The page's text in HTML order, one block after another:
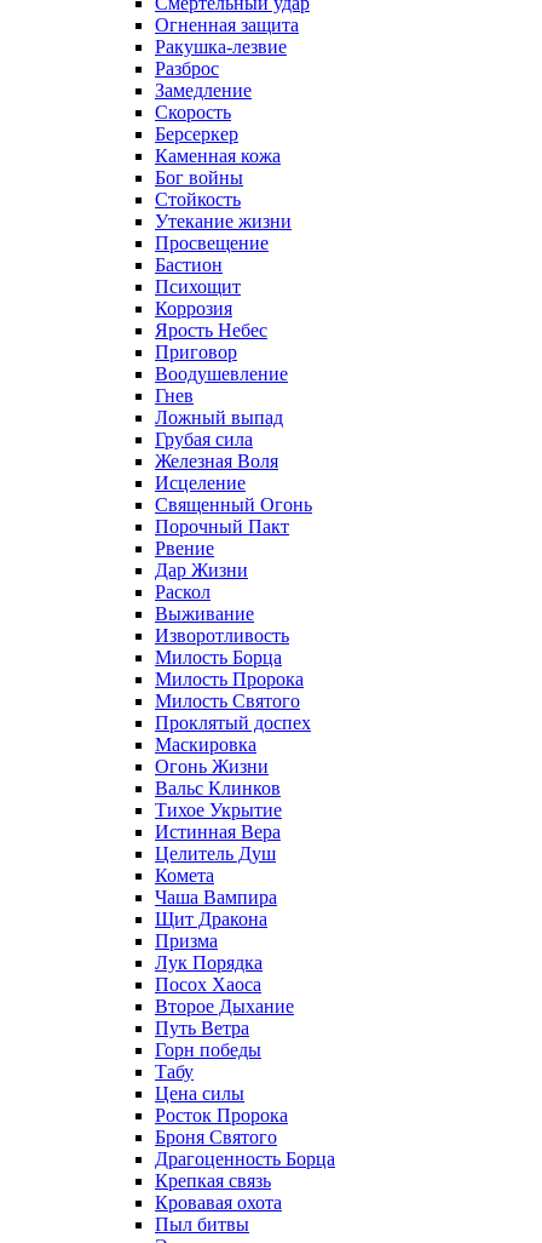
Огненная защита
Ракушка-лезвие
Разброс
Замедление
Скорость
Берсеркер
Каменная кожа
Бог войны
Стойкость
Утекание жизни
Просвещение
Бастион
Психощит
Коррозия
Ярость Небес
Приговор
Воодушевление
Гнев
Ложный выпад
Грубая сила
Железная Воля
Исцеление
Священный Огонь
Порочный Пакт
Рвение
Дар Жизни
Раскол
Выживание
Изворотливость
Милость Борца
Милость Пророка
Милость Святого
Проклятый доспех
Маскировка
Огонь Жизни
Вальс Клинков
Тихое Укрытие
Истинная Вера
Целитель Душ
Комета
Чаша Вампира
Щит Дракона
Призма
Лук Порядка
Посох Хаоса
Второе Дыхание
Путь Ветра
Горн победы
Табу
Цена силы
Росток Пророка
Броня Святого
Драгоценность Борца
Крепкая связь
Кровавая охота
Пыл битвы